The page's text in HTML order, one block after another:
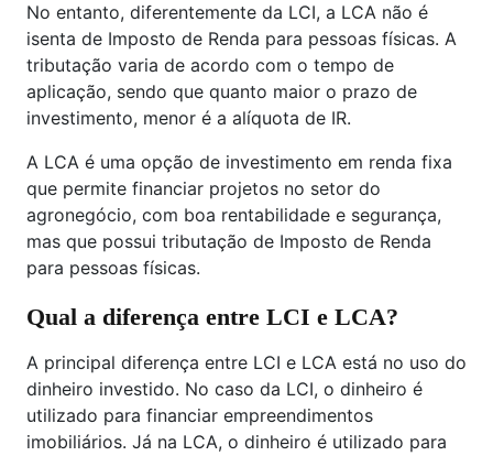
No entanto, diferentemente da LCI, a LCA não é
isenta de Imposto de Renda para pessoas físicas. A
tributação varia de acordo com o tempo de
aplicação, sendo que quanto maior o prazo de
investimento, menor é a alíquota de IR.
A LCA é uma opção de investimento em renda fixa
que permite financiar projetos no setor do
agronegócio, com boa rentabilidade e segurança,
mas que possui tributação de Imposto de Renda
para pessoas físicas.
Qual a diferença entre LCI e LCA?
A principal diferença entre LCI e LCA está no uso do
dinheiro investido. No caso da LCI, o dinheiro é
utilizado para financiar empreendimentos
imobiliários. Já na LCA, o dinheiro é utilizado para